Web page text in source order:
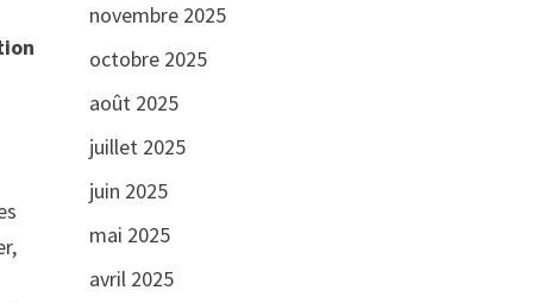
novembre 2025
octobre 2025
août 2025
juillet 2025
juin 2025
mai 2025
avril 2025